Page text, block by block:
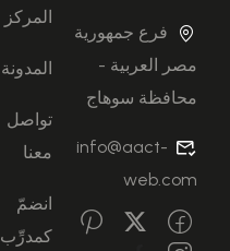
فرع جمهورية
مصر العربية -
محافظة سوهاج
info@aact-
web.com
المركز
المدونة
تواصل
معنا
انضمّ
كمدرِّب